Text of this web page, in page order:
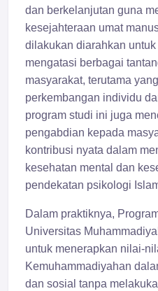
dan berkelanjutan guna
kesejahteraan umat
dilakukan diarahkan
mengatasi berbagai
masyarakat, terutama
perkembangan individu
program studi ini juga
pengabdian kepada
kontribusi nyata dalam
kesehatan mental dan
pendekatan psikologi
Dalam praktiknya,
Universitas
untuk menerapkan nilai-
Kemuhammadiyahan
dan sosial tanpa